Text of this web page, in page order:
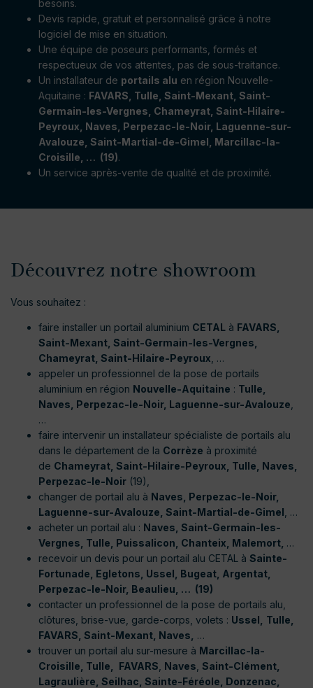
besoins.
Devis rapide, gratuit et personnalisé grâce à notre
logiciel de mise en situation.
Une équipe de poseurs performants, formés et
respectueux de vos attentes, pas de sous-traitance.
Un installateur de portails alu en région Nouvelle-
Aquitaine : FAVARS, Tulle, Saint-Mexant, Saint-
Germain-les-Vergnes, Chameyrat, Saint-Hilaire-
Peyroux, Naves, Perpezac-le-Noir, Laguenne-sur-
Avalouze, Saint-Martial-de-Gimel, Marcillac-la-
Croisille, … (19).
Un service après-vente de qualité et de proximité.
Découvrez notre showroom
Vous souhaitez :
faire installer un portail aluminium CETAL à FAVARS,
Saint-Mexant, Saint-Germain-les-Vergnes,
Chameyrat, Saint-Hilaire-Peyroux , …
appeler un professionnel de la pose de portails
aluminium en région Nouvelle-Aquitaine : Tulle,
Naves, Perpezac-le-Noir, Laguenne-sur-Avalouze
…
faire intervenir un installateur spécialiste de portails alu
dans le département de la Corrèze à proximité
de Chameyrat, Saint-Hilaire-Peyroux, Tulle, Naves,
Perpezac-le-Noir (19),
changer de portail alu à Naves, Perpezac-le-Noir,
Laguenne-sur-Avalouze, Saint-Martial-de-Gimel , …
acheter un portail alu : Naves, Saint-Germain-les-
Vergnes, Tulle, Puissalicon, Chanteix, Malemort, …
recevoir un devis pour un portail alu CETAL à Sainte-
Fortunade, Egletons, Ussel, Bugeat, Argentat,
Perpezac-le-Noir, Beaulieu, … (19)
contacter un professionnel de la pose de portails alu,
clôtures, brise-vue, garde-corps, volets : Ussel,
Tulle,
FAVARS, Saint-Mexant, Naves,
…
trouver un portail alu sur-mesure à Marcillac-la-
Croisille, Tulle,
FAVARS Naves Saint-Clément,
Lagraulière, Seilhac, Sainte-Féréole, Donzenac,